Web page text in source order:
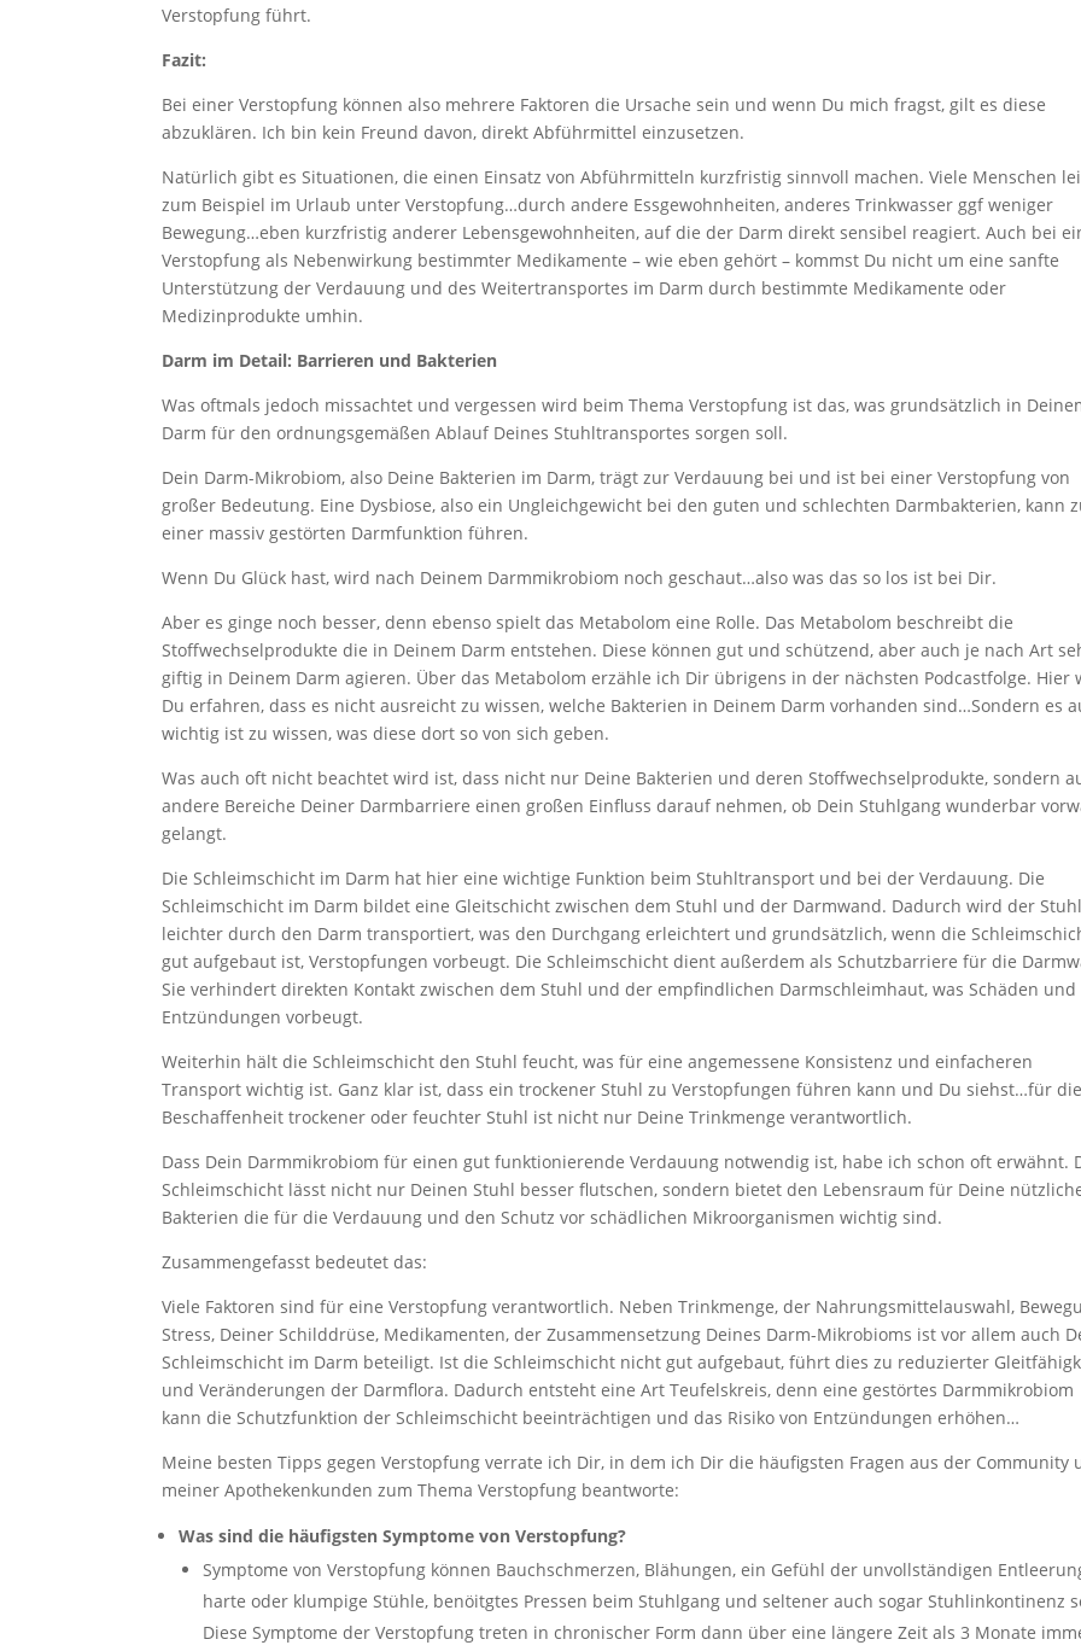
Verstopfung führt.
Fazit:
Bei einer Verstopfung können also mehrere Faktoren die Ursache sein und wenn Du mich fragst, gilt es diese
abzuklären. Ich bin kein Freund davon, direkt Abführmittel einzusetzen.
Natürlich gibt es Situationen, die einen Einsatz von Abführmitteln kurzfristig sinnvoll machen. Viele Menschen
zum Beispiel im Urlaub unter Verstopfung…durch andere Essgewohnheiten, anderes Trinkwasser ggf weniger
Bewegung…eben kurzfristig anderer Lebensgewohnheiten, auf die der Darm direkt sensibel reagiert. Auch bei
Verstopfung als Nebenwirkung bestimmter Medikamente – wie eben gehört – kommst Du nicht um eine sanfte
Unterstützung der Verdauung und des Weitertransportes im Darm durch bestimmte Medikamente oder
Medizinprodukte umhin.
Darm im Detail: Barrieren und Bakterien
Was oftmals jedoch missachtet und vergessen wird beim Thema Verstopfung ist das, was grundsätzlich in
Darm für den ordnungsgemäßen Ablauf Deines Stuhltransportes sorgen soll.
Dein Darm-Mikrobiom, also Deine Bakterien im Darm, trägt zur Verdauung bei und ist bei einer Verstopfung von
großer Bedeutung. Eine Dysbiose, also ein Ungleichgewicht bei den guten und schlechten Darmbakterien, kann
einer massiv gestörten Darmfunktion führen.
Wenn Du Glück hast, wird nach Deinem Darmmikrobiom noch geschaut…also was das so los ist bei Dir.
Aber es ginge noch besser, denn ebenso spielt das Metabolom eine Rolle. Das Metabolom beschreibt die
Stoffwechselprodukte die in Deinem Darm entstehen. Diese können gut und schützend, aber auch je nach Art
giftig in Deinem Darm agieren. Über das Metabolom erzähle ich Dir übrigens in der nächsten Podcastfolge. Hier
Du erfahren, dass es nicht ausreicht zu wissen, welche Bakterien in Deinem Darm vorhanden sind…Sondern es
wichtig ist zu wissen, was diese dort so von sich geben.
Was auch oft nicht beachtet wird ist, dass nicht nur Deine Bakterien und deren Stoffwechselprodukte, sondern
andere Bereiche Deiner Darmbarriere einen großen Einfluss darauf nehmen, ob Dein Stuhlgang wunderbar
gelangt.
Die Schleimschicht im Darm hat hier eine wichtige Funktion beim Stuhltransport und bei der Verdauung. Die
Schleimschicht im Darm bildet eine Gleitschicht zwischen dem Stuhl und der Darmwand. Dadurch wird der Stuhl
leichter durch den Darm transportiert, was den Durchgang erleichtert und grundsätzlich, wenn die
gut aufgebaut ist, Verstopfungen vorbeugt. Die Schleimschicht dient außerdem als Schutzbarriere für die
Sie verhindert direkten Kontakt zwischen dem Stuhl und der empfindlichen Darmschleimhaut, was Schäden und
Entzündungen vorbeugt.
Weiterhin hält die Schleimschicht den Stuhl feucht, was für eine angemessene Konsistenz und einfacheren
Transport wichtig ist. Ganz klar ist, dass ein trockener Stuhl zu Verstopfungen führen kann und Du siehst…für die
Beschaffenheit trockener oder feuchter Stuhl ist nicht nur Deine Trinkmenge verantwortlich.
Dass Dein Darmmikrobiom für einen gut funktionierende Verdauung notwendig ist, habe ich schon oft erwähnt.
Schleimschicht lässt nicht nur Deinen Stuhl besser flutschen, sondern bietet den Lebensraum für Deine
Bakterien die für die Verdauung und den Schutz vor schädlichen Mikroorganismen wichtig sind.
Zusammengefasst bedeutet das:
Viele Faktoren sind für eine Verstopfung verantwortlich. Neben Trinkmenge, der Nahrungsmittelauswahl,
Stress, Deiner Schilddrüse, Medikamenten, der Zusammensetzung Deines Darm-Mikrobioms ist vor allem auch
Schleimschicht im Darm beteiligt. Ist die Schleimschicht nicht gut aufgebaut, führt dies zu reduzierter
und Veränderungen der Darmflora. Dadurch entsteht eine Art Teufelskreis, denn eine gestörtes Darmmikrobiom
kann die Schutzfunktion der Schleimschicht beeinträchtigen und das Risiko von Entzündungen erhöhen…
Meine besten Tipps gegen Verstopfung verrate ich Dir, in dem ich Dir die häufigsten Fragen aus der Community
meiner Apothekenkunden zum Thema Verstopfung beantworte:
Was sind die häufigsten Symptome von Verstopfung?
Symptome von Verstopfung können Bauchschmerzen, Blähungen, ein Gefühl der unvollständigen
harte oder klumpige Stühle, benöitgtes Pressen beim Stuhlgang und seltener auch sogar Stuhlinkontinenz
Diese Symptome der Verstopfung treten in chronischer Form dann über eine längere Zeit als 3 Monate